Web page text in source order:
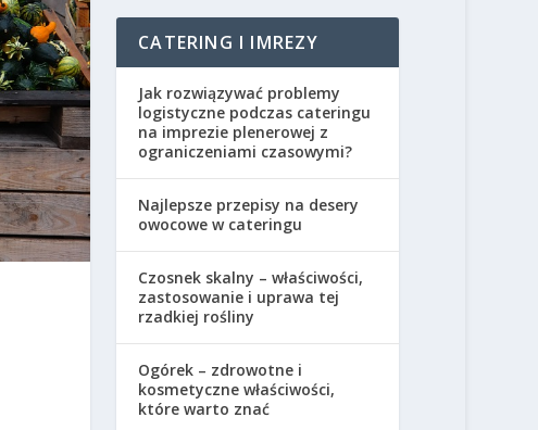
CATERING I IMREZY
Jak rozwiązywać problemy
logistyczne podczas cateringu
na imprezie plenerowej z
ograniczeniami czasowymi?
Najlepsze przepisy na desery
owocowe w cateringu
Czosnek skalny – właściwości,
zastosowanie i uprawa tej
rzadkiej rośliny
Ogórek – zdrowotne i
kosmetyczne właściwości,
które warto znać